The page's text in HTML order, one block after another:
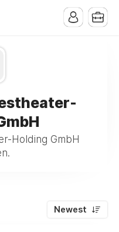
Holding GmbH
Newest